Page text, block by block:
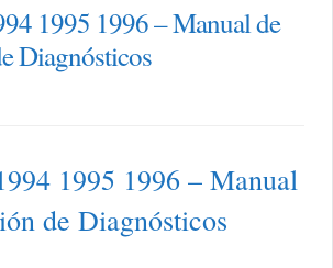
1995 1996 – Manual de
Diagnósticos
1995 1996 – Manual
de Diagnósticos